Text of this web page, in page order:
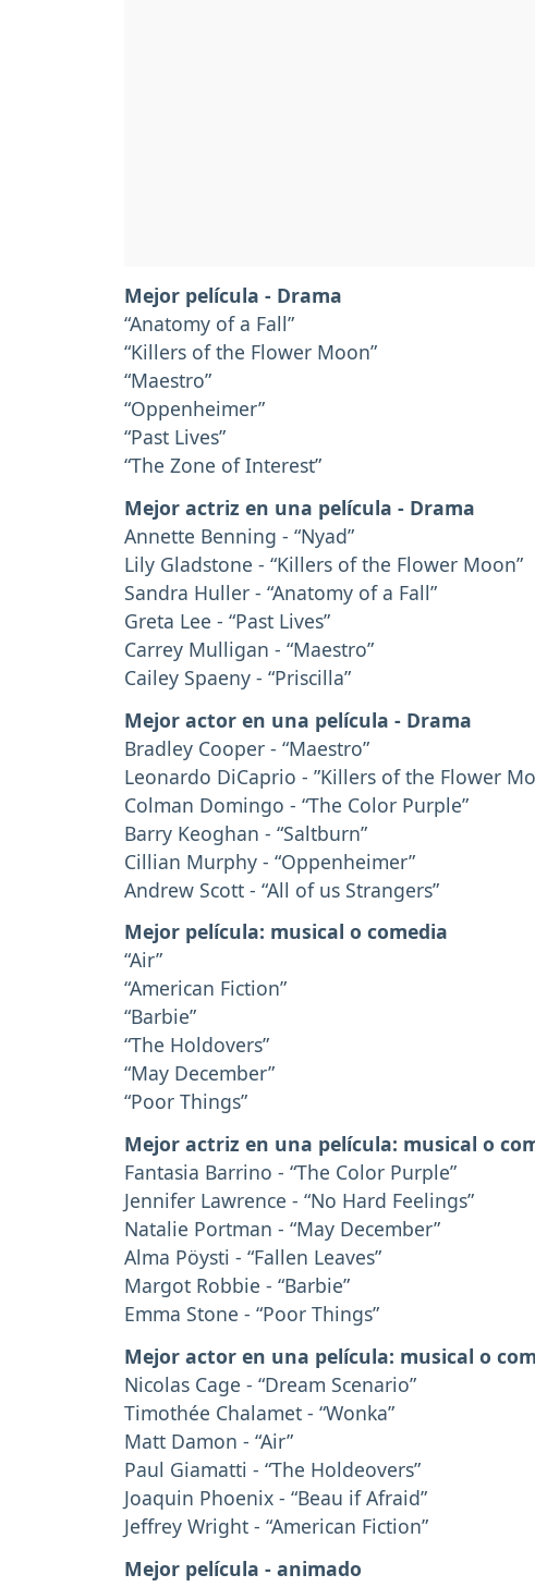
Mejor película - Drama
“Anatomy of a Fall”
“Killers of the Flower Moon”
“Maestro”
“Oppenheimer”
“Past Lives”
“The Zone of Interest”
Mejor actriz en una película - Drama
Annette Benning - “Nyad”
Lily Gladstone - “Killers of the Flower Moon”
Sandra Huller - “Anatomy of a Fall”
Greta Lee - “Past Lives”
Carrey Mulligan - “Maestro”
Cailey Spaeny - “Priscilla”
Mejor actor en una película - Drama
Bradley Cooper - “Maestro”
Leonardo DiCaprio - ”Killers of the Flower
Colman Domingo - “The Color Purple”
Barry Keoghan - “Saltburn”
Cillian Murphy - “Oppenheimer”
Andrew Scott - “All of us Strangers”
Mejor película: musical o comedia
“Air”
“American Fiction”
“Barbie”
“The Holdovers”
“May December”
“Poor Things”
Mejor actriz en una película: musical o
Fantasia Barrino - “The Color Purple”
Jennifer Lawrence - “No Hard Feelings”
Natalie Portman - “May December”
Alma Pöysti - “Fallen Leaves”
Margot Robbie - “Barbie”
Emma Stone - “Poor Things”
Mejor actor en una película: musical o
Nicolas Cage - “Dream Scenario”
Timothée Chalamet - “Wonka”
Matt Damon - “Air”
Paul Giamatti - “The Holdeovers”
Joaquin Phoenix - “Beau if Afraid”
Jeffrey Wright - “American Fiction”
Mejor película - animado